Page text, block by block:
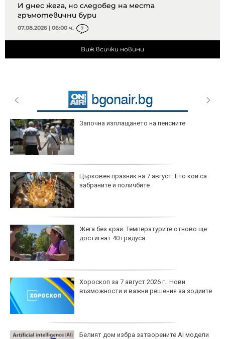
И днес жега, но следобед на места
гръмотевични бури
07.08.2026 | 06:00 ч. 7
Виж всички новини
Започна изплащането на пенсиите
Църковен празник на 7 август: Ето кои са
забраните и поличбите
Жега без край: Температурите отново ще
достигнат 40 градуса
Хороскоп за 7 август 2026 г.: Нови
възможности и важни решения за зодиите
Белият дом избра затворените AI модели